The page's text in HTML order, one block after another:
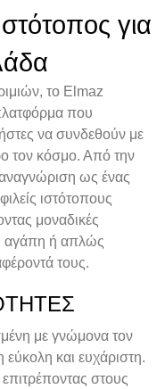
για
το Elmaz
που
να συνδεθούν με
τον κόσμο. Από την
αναγνώριση ως ένας
ιστότοπους
μοναδικές
αγάπη ή απλώς
τους.
με γνώμονα τον
και ευχάριστη.
στους